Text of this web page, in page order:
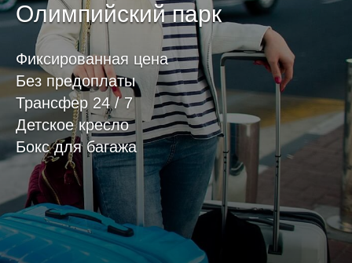
Олимпийский парк
Фиксированная цена
Без предоплаты
Трансфер 24 / 7
Детское кресло
Бокс для багажа